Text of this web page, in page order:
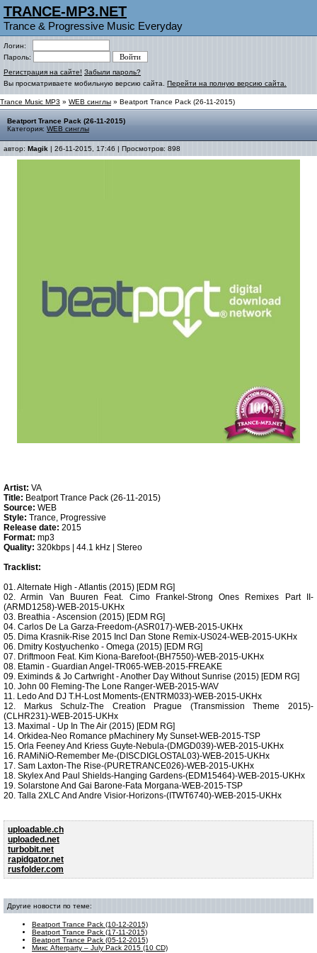
TRANCE-MP3.NET
Trance & Progressive Music Everyday
Логин:
Пароль:
Регистрация на сайте! Забыли пароль?
Вы просматриваете мобильную версию сайта. Перейти на полную версию сайта.
Trance Music MP3 » WEB синглы » Beatport Trance Pack (26-11-2015)
Beatport Trance Pack (26-11-2015)
Категория: WEB синглы
автор: Magik | 26-11-2015, 17:46 | Просмотров: 898
Artist: VA
Title: Beatport Trance Pack (26-11-2015)
Source: WEB
Style: Trance, Progressive
Release date: 2015
Format: mp3
Quality: 320kbps | 44.1 kHz | Stereo
Tracklist:
01. Alternate High - Atlantis (2015) [EDM RG]
02. Armin Van Buuren Feat. Cimo Frankel-Strong Ones Remixes Part II-
(ARMD1258)-WEB-2015-UKHx
03. Breathia - Ascension (2015) [EDM RG]
04. Carlos De La Garza-Freedom-(ASR017)-WEB-2015-UKHx
05. Dima Krasnik-Rise 2015 Incl Dan Stone Remix-US024-WEB-2015-UKHx
06. Dmitry Kostyuchenko - Omega (2015) [EDM RG]
07. Driftmoon Feat. Kim Kiona-Barefoot-(BH7550)-WEB-2015-UKHx
08. Etamin - Guardian Angel-TR065-WEB-2015-FREAKE
09. Eximinds & Jo Cartwright - Another Day Without Sunrise (2015) [EDM RG]
10. John 00 Fleming-The Lone Ranger-WEB-2015-WAV
11. Ledo And DJ T.H-Lost Moments-(ENTRM033)-WEB-2015-UKHx
12. Markus Schulz-The Creation Prague (Transmission Theme 2015)-
(CLHR231)-WEB-2015-UKHx
13. Maximal - Up In The Air (2015) [EDM RG]
14. Orkidea-Neo Romance pMachinery My Sunset-WEB-2015-TSP
15. Orla Feeney And Kriess Guyte-Nebula-(DMGD039)-WEB-2015-UKHx
16. RAMiNiO-Remember Me-(DISCDIGLOSTAL03)-WEB-2015-UKHx
17. Sam Laxton-The Rise-(PURETRANCE026)-WEB-2015-UKHx
18. Skylex And Paul Shields-Hanging Gardens-(EDM15464)-WEB-2015-UKHx
19. Solarstone And Gai Barone-Fata Morgana-WEB-2015-TSP
20. Talla 2XLC And Andre Visior-Horizons-(ITWT6740)-WEB-2015-UKHx
uploadable.ch
uploaded.net
turbobit.net
rapidgator.net
rusfolder.com
Другие новости по теме:
Beatport Trance Pack (10-12-2015)
Beatport Trance Pack (17-11-2015)
Beatport Trance Pack (05-12-2015)
Микс Afterparty – July Pack 2015 (10 CD)